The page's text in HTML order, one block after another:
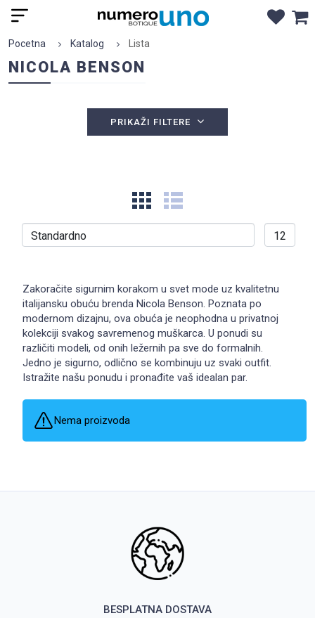
Pocetna Katalog Lista
NICOLA BENSON
PRIKAŽI FILTERE
Zakoračite sigurnim korakom u svet mode uz kvalitetnu
italijansku obuću brenda Nicola Benson. Poznata po
modernom dizajnu, ova obuća je neophodna u privatnoj
kolekciji svakog savremenog muškarca. U ponudi su
različiti modeli, od onih ležernih pa sve do formalnih.
Jedno je sigurno, odlično se kombinuju uz svaki outfit.
Istražite našu ponudu i pronađite vaš idealan par.
Nema proizvoda
BESPLATNA DOSTAVA